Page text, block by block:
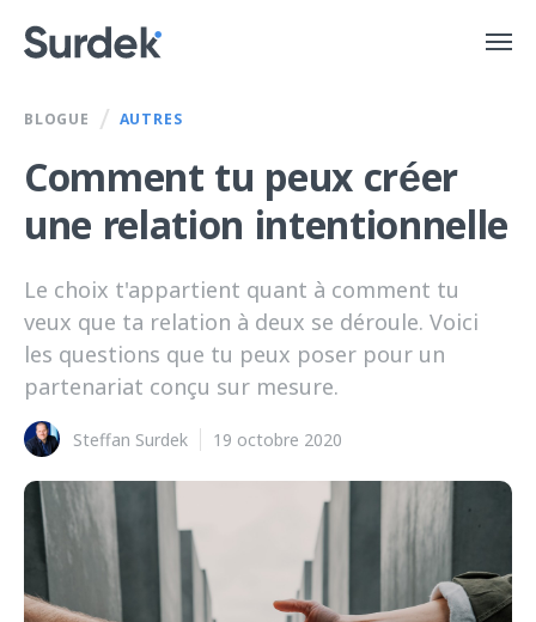
BLOGUE / AUTRES
Comment tu peux créer
une relation intentionnelle
Le choix t'appartient quant à comment tu
veux que ta relation à deux se déroule. Voici
les questions que tu peux poser pour un
partenariat conçu sur mesure.
Steffan Surdek 19 octobre 2020